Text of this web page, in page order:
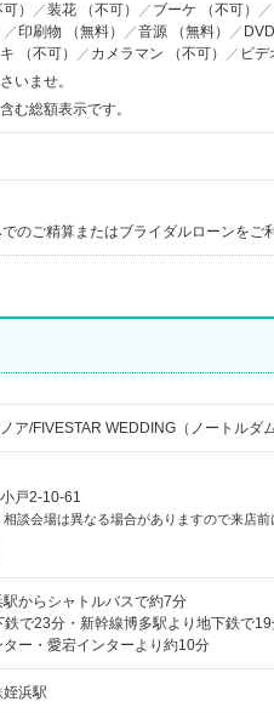
） 装花 （不可） ブーケ （不可）
印刷物 （無料） 音源 （無料）
（不可）
カメラマン （不可）
ビデ
いませ。
む総額表示です。
のご精算またはブライダルローンをご
ア/FIVESTAR WEDDING（ノートルダ
戸2-10-61
談会場は異なる場合がありますので来店前
からシャトルバスで約7分
鉄で23分・新幹線博多駅より地下鉄で
ー・愛宕インターより約10分
浜駅